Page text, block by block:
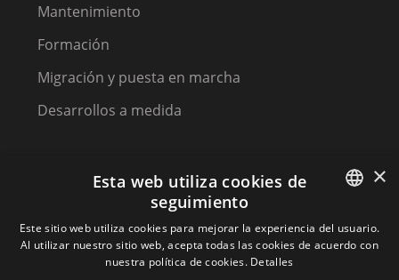
Mantenimiento
Formación
Migración y puesta en marcha
Desarrollos a medida
(C) 2023, MPM SOFTWARE, a KIREY GROUP COMPANY
SPANISH
×
Esta web utiliza cookies de
seguimiento
Este sitio web utiliza cookies para mejorar la experiencia del usuario.
Al utilizar nuestro sitio web, acepta todas las cookies de acuerdo con
nuestra política de cookies. Detalles